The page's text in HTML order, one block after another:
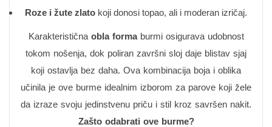
Roze i žute zlato koji donosi topao, ali i moderan izričaj.
Karakteristična obla formaburmi osigurava udobnost
tokom nošenja, dok poliran završni sloj daje blistav sjaj
koji ostavlja bez daha. Ova kombinacija boja i oblika
učinila je ove burme idealnim izborom za parove koji žele
da izraze svoju jedinstvenu priču i stil kroz savršen nakit.
Zašto odabrati ove burme?